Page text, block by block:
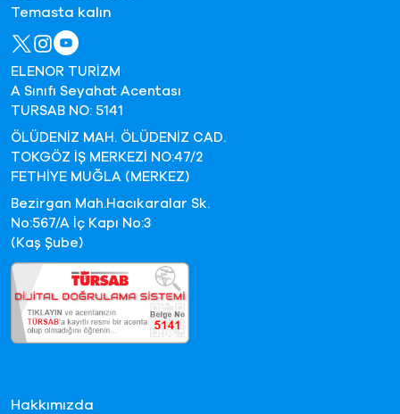
Hakkımızda
Temasta kalın
ELENOR TURİZM
A Sınıfı Seyahat Acentası
TURSAB NO: 5141
ÖLÜDENİZ MAH. ÖLÜDENİZ CAD.
TOKGÖZ İŞ MERKEZİ NO:47/2
FETHİYE MUĞLA (MERKEZ)
Bezirgan Mah.Hacıkaralar Sk.
No:567/A İç Kapı No:3
(Kaş Şube)